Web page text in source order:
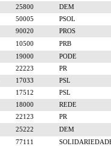
25800
DEM
50005
PSOL
90020
PROS
10500
PRB
19000
PODE
22223
PR
17033
PSL
17512
PSL
18000
REDE
22123
PR
25222
DEM
77111